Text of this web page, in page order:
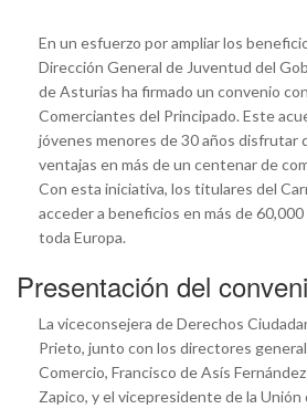
En un esfuerzo por ampliar los
Dirección General de Juventud del
de Asturias ha firmado un convenio
Comerciantes del Principado. Este
jóvenes menores de 30 años disfrutar
ventajas en más de un centenar de
Con esta iniciativa, los titulares del
acceder a beneficios en más de
toda Europa.
Presentación del
La viceconsejera de Derechos
Prieto, junto con los directores
Comercio, Francisco de Asís
Zapico, y el vicepresidente de la